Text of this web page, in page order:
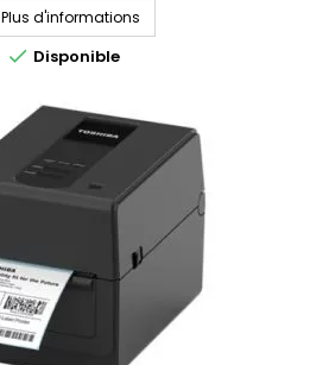
Plus d'informations
 Disponible